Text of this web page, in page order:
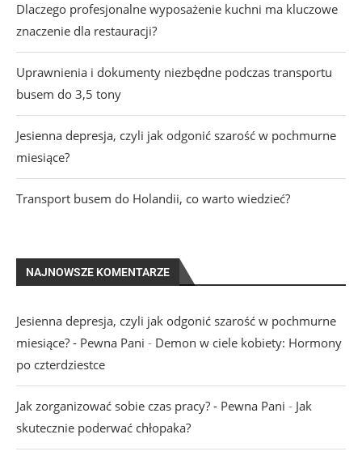
Dlaczego profesjonalne wyposażenie kuchni ma kluczowe
znaczenie dla restauracji?
Uprawnienia i dokumenty niezbędne podczas transportu
busem do 3,5 tony
Jesienna depresja, czyli jak odgonić szarość w pochmurne
miesiące?
Transport busem do Holandii, co warto wiedzieć?
NAJNOWSZE KOMENTARZE
Jesienna depresja, czyli jak odgonić szarość w pochmurne
miesiące? - Pewna Pani - Demon w ciele kobiety: Hormony
po czterdziestce
Jak zorganizować sobie czas pracy? - Pewna Pani - Jak
skutecznie poderwać chłopaka?